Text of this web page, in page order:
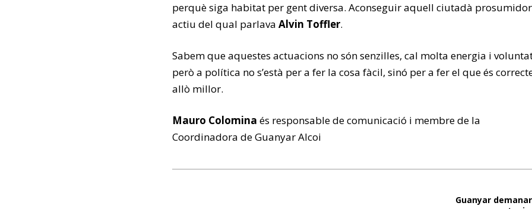
perquè siga habitat per gent diversa. Aconseguir aquell ciutadà
actiu del qual parlava Alvin Toffler.
Sabem que aquestes actuacions no són senzilles, cal molta energia i
però a política no s’està per a fer la cosa fàcil, sinó per a fer el que és
allò millor.
Mauro Colomina és responsable de comunicació i membre de la
Coordinadora de Guanyar Alcoi
Guanyar